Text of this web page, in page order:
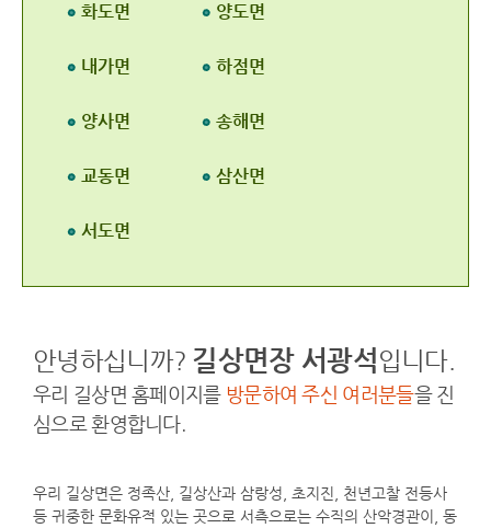
화도면 양도면
내가면 하점면
양사면 송해면
교동면 삼산면
서도면
안녕하십니까? 길상면장 서광석입니다.
우리 길상면 홈페이지를 방문하여 주신 여러분들을 진
심으로 환영합니다.
우리 길상면은 정족산, 길상산과 삼랑성, 초지진, 천년고찰 전등사
등 귀중한 문화유적 있는 곳으로 서측으로는 수직의 산악경관이, 동